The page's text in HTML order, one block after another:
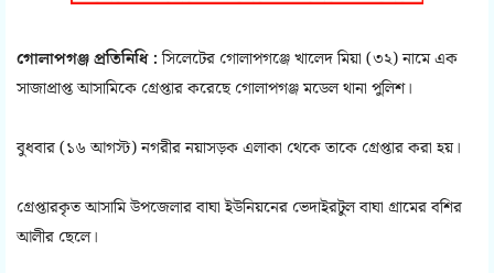
গোলাপগঞ্জ প্রতিনিধি :সিলেটের গোলাপগঞ্জে খালেদ মিয়া (৩২) নামে এক
সাজাপ্রাপ্ত আসামিকে গ্রেপ্তার করেছে গোলাপগঞ্জ মডেল থানা পুলিশ।
বুধবার (১৬ আগস্ট) নগরীর নয়াসড়ক এলাকা থেকে তাকে গ্রেপ্তার করা হয়।
গ্রেপ্তারকৃত আসামি উপজেলার বাঘা ইউনিয়নের ভেদাইরটুল বাঘা গ্রামের বশির
আলীর ছেলে।